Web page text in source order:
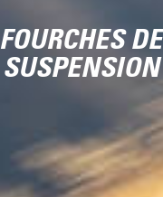
FOURCHES DE
SUSPENSION